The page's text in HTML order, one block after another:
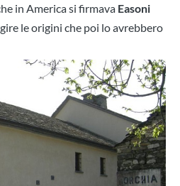
in America si firmava Easoni
le origini che poi lo avrebbero